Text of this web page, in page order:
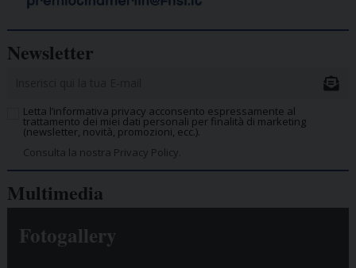
Newsletter
Letta l’informativa privacy acconsento espressamente al
trattamento dei miei dati personali per finalità di marketing
(newsletter, novità, promozioni, ecc.).
Consulta la nostra Privacy Policy.
Multimedia
Fotogallery